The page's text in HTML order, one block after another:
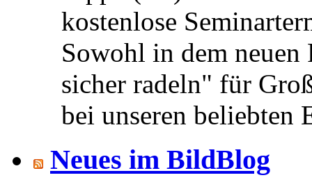
kostenlose
Sowohl in dem neuen
sicher radeln" für
bei unseren beliebten
Neues im BildBlog